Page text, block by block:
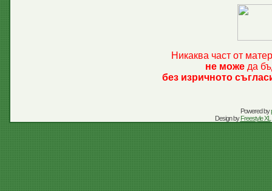
Никаква част от
не може да
без изричното
Powered by
Design byFreestyle XL